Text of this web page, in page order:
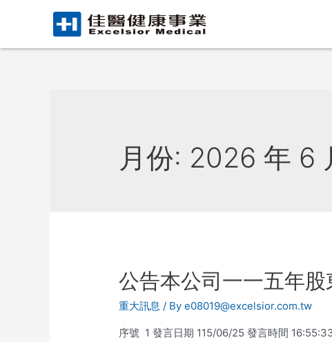
月份: 2026 年 6
公告本公司一一五年
重大訊息 / Bye08019@excelsior.com.tw
序號 1 發言日期 115/06/25 發言時間